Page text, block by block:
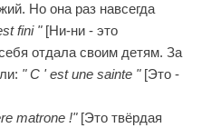
Но она раз навсегда
fini " [Ни-ни - это
отдала своим детям. За
"C 'estune sainte " [Это -
matrone !" [Это твёрдая